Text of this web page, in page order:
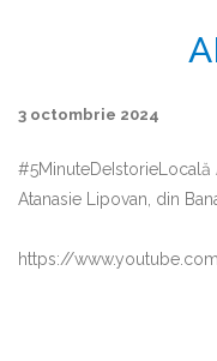
3 octombrie 2024
Atanasie Lipovan, din
https://